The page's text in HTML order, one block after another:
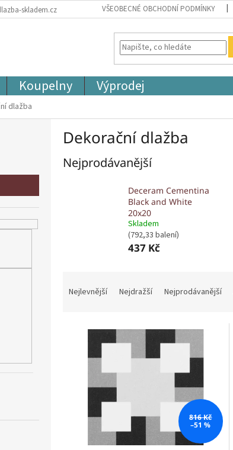
skladem.cz VŠEOBECNÉ OBCHODNÍ PODMÍNKY
Koupelny Výprodej
dlažba
Dekorační dlažba
Nejprodávanější
Deceram Cementina
Black and White
20x20
Skladem
(792,33 balení)
437 Kč
Nejlevnější Nejdražší Nejprodávanější
816 Kč
–51 %